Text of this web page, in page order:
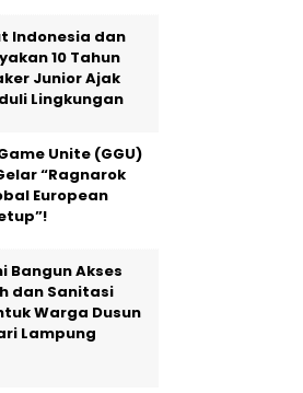
Indonesia dan
10 Tahun
Junior Ajak
Lingkungan
Unite (GGU)
“Ragnarok
European
Bangun Akses
dan Sanitasi
Warga Dusun
Lampung